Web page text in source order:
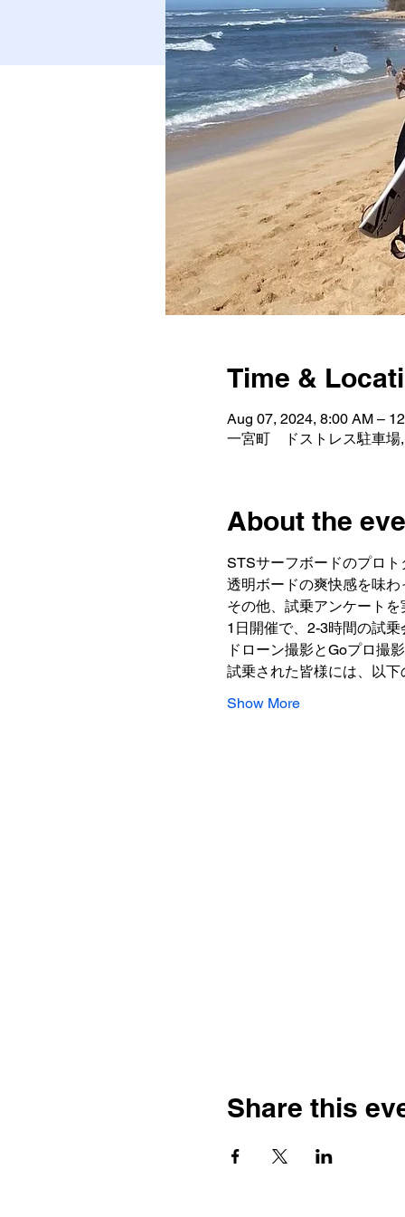
Time &
Aug 07, 2024, 8:00 AM –
一宮町 ドストレス駐車場,
About the
STSサーフボードのプロ
透明ボードの爽快感を味
その他、試乗アンケート
1日開催で、2-3時間の試乗
ドローン撮影とGoプロ撮
試乗された皆様には、以
Show More
Share this